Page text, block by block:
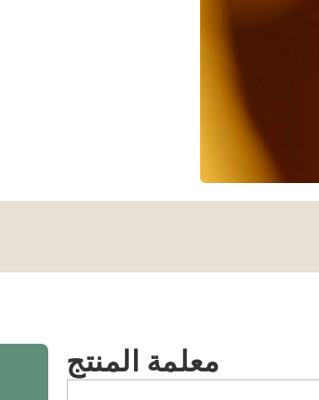
معلمة المنتج